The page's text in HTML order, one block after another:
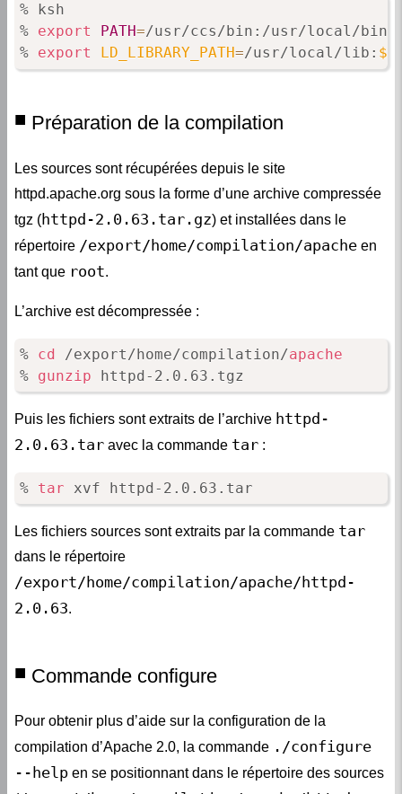
% ksh
% export PATH=/usr/ccs/bin:/usr/local/bin:
% export LD_LIBRARY_PATH=/usr/local/lib:
Préparation de la compilation
Les sources sont récupérées depuis le site
httpd.apache.org sous la forme d’une archive compressée
tgz (httpd-2.0.63.tar.gz) et installées dans le
répertoire /export/home/compilation/apache en
tant que root.
L’archive est décompressée :
% cd /export/home/compilation/apache
% gunzip httpd-2.0.63.tgz
Puis les fichiers sont extraits de l’archive httpd-
2.0.63.tar avec la commande tar :
% tar xvf httpd-2.0.63.tar
Les fichiers sources sont extraits par la commande tar
dans le répertoire
/export/home/compilation/apache/httpd-
2.0.63.
Commande configure
Pour obtenir plus d’aide sur la configuration de la
compilation d’Apache 2.0, la commande ./configure
--help en se positionnant dans le répertoire des sources